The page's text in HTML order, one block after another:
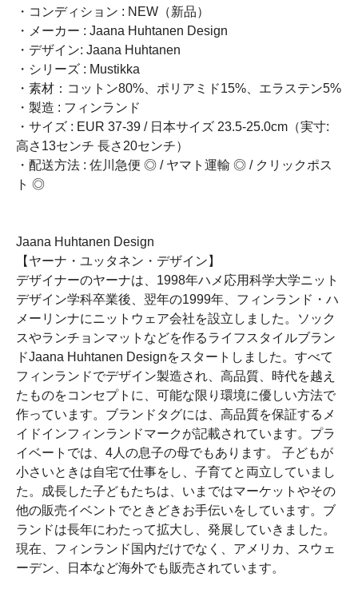
・コンディション : NEW（新品）
・メーカー : Jaana Huhtanen Design
・デザイン: Jaana Huhtanen
・シリーズ : Mustikka
・素材：コットン80%、ポリアミド15%、エラステン5%
・製造 : フィンランド
・サイズ : EUR 37-39 / 日本サイズ 23.5-25.0cm（実寸:
高さ13センチ 長さ20センチ）
・配送方法 : 佐川急便 ◎ / ヤマト運輸 ◎ / クリックポス
ト ◎
Jaana Huhtanen Design
【ヤーナ・ユッタネン・デザイン】
デザイナーのヤーナは、1998年ハメ応用科学大学ニット
デザイン学科卒業後、翌年の1999年、フィンランド・ハ
メーリンナにニットウェア会社を設立しました。ソック
スやランチョンマットなどを作るライフスタイルブラン
ドJaana Huhtanen Designをスタートしました。すべて
フィンランドでデザイン製造され、高品質、時代を越え
たものをコンセプトに、可能な限り環境に優しい方法で
作っています。ブランドタグには、高品質を保証するメ
イドインフィンランドマークが記載されています。プラ
イベートでは、4人の息子の母でもあります。 子どもが
小さいときは自宅で仕事をし、子育てと両立していまし
た。成長した子どもたちは、いまではマーケットやその
他の販売イベントでときどきお手伝いをしています。ブ
ランドは長年にわたって拡大し、発展していきました。
現在、フィンランド国内だけでなく、アメリカ、スウェ
ーデン、日本など海外でも販売されています。